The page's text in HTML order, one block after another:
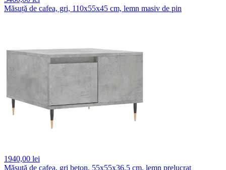
Măsuță de cafea, gri, 110x55x45 cm, lemn masiv de pin
1940,00 lei
Măsuță de cafea, gri beton, 55x55x36,5 cm, lemn prelucrat